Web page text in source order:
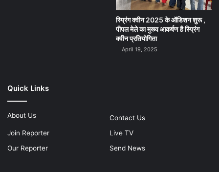
स्प्रिंग क्वीन 2025 के ऑडिशन शुरू ,
पीपल मेले का मुख्य आकर्षण है स्प्रिंग
क्वीन प्रतियोगिता
April 19, 2025
Quick Links
About Us
Contact Us
Join Reporter
Live TV
Our Reporter
Send News